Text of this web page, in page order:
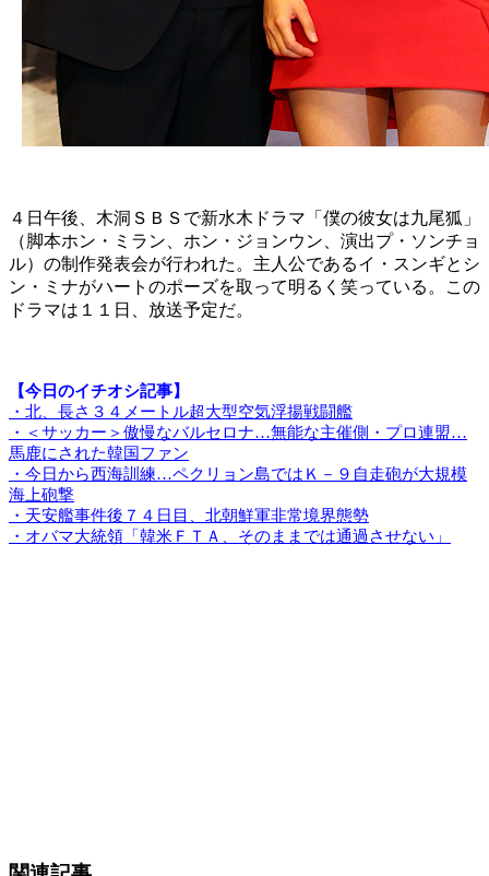
４日午後、木洞ＳＢＳで新水木ドラマ「僕の彼女は九尾狐」
（脚本ホン・ミラン、ホン・ジョンウン、演出プ・ソンチョ
ル）の制作発表会が行われた。主人公であるイ・スンギとシ
ン・ミナがハートのポーズを取って明るく笑っている。この
ドラマは１１日、放送予定だ。
【今日のイチオシ記事】
・北、長さ３４メートル超大型空気浮揚戦闘艦
・＜サッカー＞傲慢なバルセロナ…無能な主催側・プロ連盟…
馬鹿にされた韓国ファン
・今日から西海訓練…ペクリョン島ではＫ－９自走砲が大規模
海上砲撃
・天安艦事件後７４日目、北朝鮮軍非常境界態勢
・オバマ大統領「韓米ＦＴＡ、そのままでは通過させない」